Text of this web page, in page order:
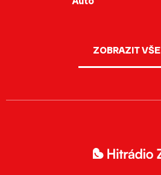
ZOBRAZIT VŠE